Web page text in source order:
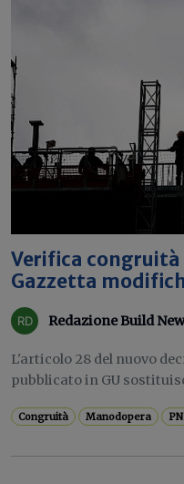
Verifica
Gazzetta
Redazione Build
L'articolo 28 del nuovo
pubblicato in GU
Congruità Manodopera